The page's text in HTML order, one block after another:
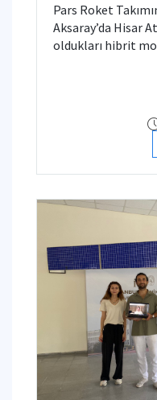
Pars Roket
Aksaray’da Hisar
oldukları hibrit